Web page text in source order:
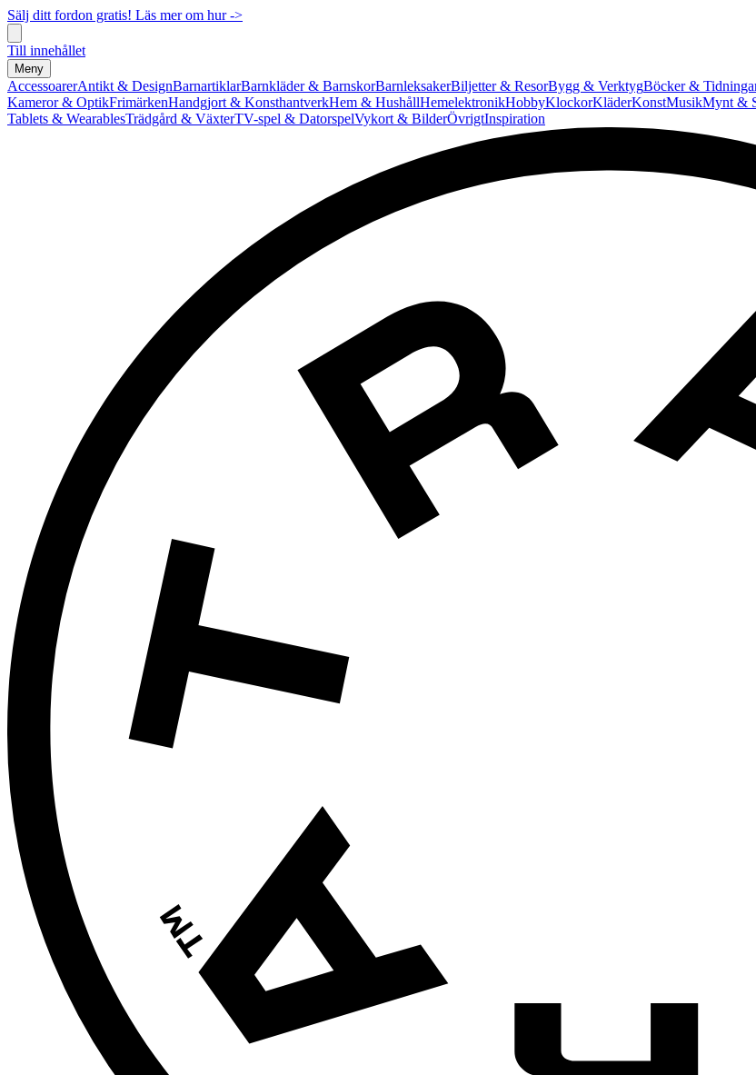
Sälj ditt fordon gratis! Läs mer om hur ->
Till innehållet
Meny
AccessoarerAntikt & DesignBarnartiklarBarnkläder & BarnskorBarnleksakerBiljetter & ResorBygg & VerktygBöcker &
Kameror & OptikFrimärkenHandgjort & KonsthantverkHem & HushållHemelektronikHobbyKlockorKläderKonstMusikMynt &
Tablets & WearablesTrädgård & VäxterTV-spel & DatorspelVykort & BilderÖvrigtInspiration